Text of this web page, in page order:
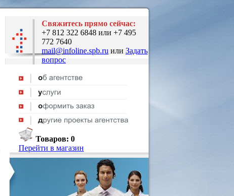
Свяжитесь прямо сейчас:
+7 812 322 6848 или +7 495
772 7640
mail@infoline.spb.ru или Задать
вопрос
Товаров: 0
Перейти в магазин